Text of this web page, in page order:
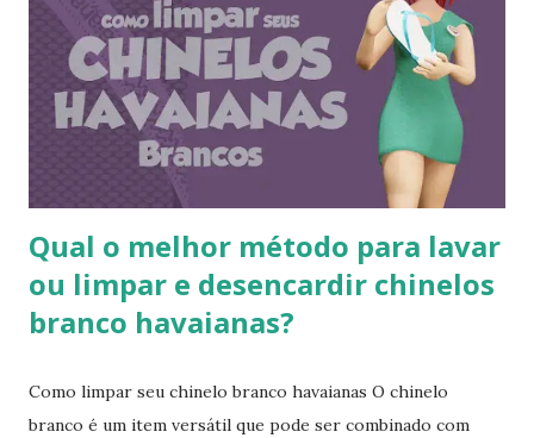
sua presença na moda e na cultura popular. A Havaianas tem
colaborado com diversas marcas e celebridades ao longo
dos anos, criando coleções limitadas e edições especiais de
seus produtos. Amplamente conhecida por seus esforços
de responsabilidade social e ambiental, a havaianas
implementa práticas sustentáveis em sua p...
Qual o melhor método para lavar
ou limpar e desencardir chinelos
branco havaianas?
Como limpar seu chinelo branco havaianas O chinelo
branco é um item versátil que pode ser combinado com